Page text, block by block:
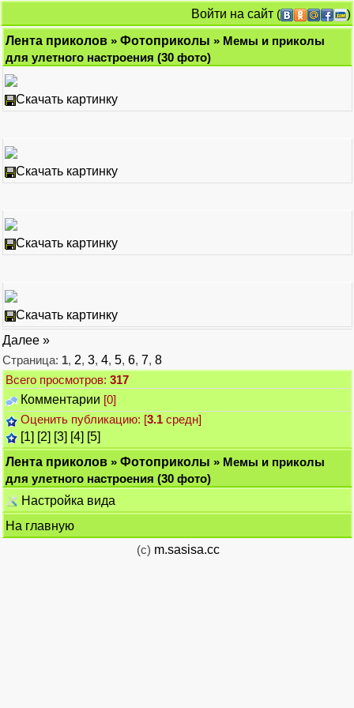
Войти на сайт (
)
Лента приколов » Фотоприколы » Мемы и приколы
для улетного настроения (30 фото)
Скачать картинку
Скачать картинку
Скачать картинку
Скачать картинку
Далее »
Страница: 1, 2, 3, 4, 5, 6, 7, 8
Всего просмотров: 317
Комментарии [0]
Оценить публикацию: [3.1 средн]
[1] [2] [3] [4] [5]
Лента приколов » Фотоприколы » Мемы и приколы
для улетного настроения (30 фото)
Настройка вида
На главную
(c) m.sasisa.cc